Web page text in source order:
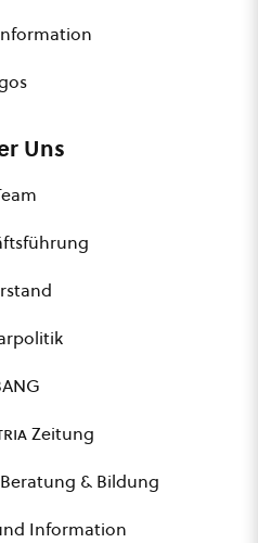
Uns
Zeitung
& Bildung
Information